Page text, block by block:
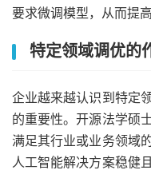
要求微调模型，从而提
特定领域调优的
企业越来越认识到特定
的重要性。开源法学硕
满足其行业或业务领域
人工智能解决方案稳健